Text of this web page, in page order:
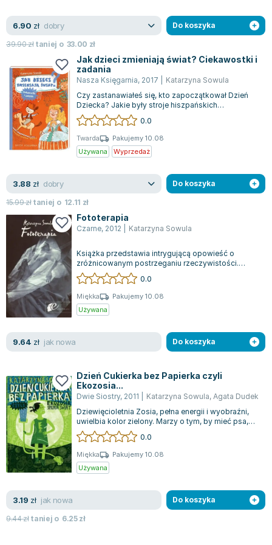
Książki o naukach politycznych dla studentów
Książki do nauk przyrodniczych dla studentów
Książki do nauk społecznych dla studentów
Książki do nauk ścisłych dla studentów
Prawo - książki dla studentów
Technologia żywności - książki
Zarządzanie i marketing - książki
Nauka języków obcych - książki
Podręczniki dla nauczycieli - metodyka
Repetytoria, testy i materiały pomocnicze
Bolesław Prus
Clive Cussler
Wanda Chotomska
Józef Ignacy Kraszewski
Clive Staples Lewis
Martyna Wojciechowska
Melissa De la Cruz
Blanka Lipińska
Jaś Kapela
Agatha Christie
Witold Gadowski
Jan Pietrzak
Marcin Kowalczyk
Piotr Zychowicz
Joanna Jabłczyńska
Piotr Kościelny
Jan Piński
Zygmunt Freud
Agata Passent
Michel Moran
Maciej Orłoś
Jo Nesbo
Antoine de Saint Exupery
Lew Tołstoj
Mark Twain
Marcin Meller
Paulina Młynarska
ks. Piotr Pawlukiewicz
Jarosław Sokołowski
Piotr Latocha
Michael Scott
Piotr Semka
6.90 zł dobry
39.90złtaniej o 33.00 zł
Do koszyka
Jak dzieci zmieniają świat? Ciekawostki i
zadania
Nasza Księgarnia, 2017
Katarzyna Sowula
Czy zastanawiałeś się, kto zapoczątkował Dzień
Dziecka? Jakie były stroje hiszpańskich
księżniczek, znanych jako infantki? Jakie z...
0.0
Twarda
Pakujemy 10.08
Używana
Wyprzedaż
3.88 zł dobry
15.99złtaniej o 12.11 zł
Do koszyka
Fototerapia
Czarne, 2012 Katarzyna Sowula
Książka przedstawia intrygującą opowieść o
zróżnicowanym postrzeganiu rzeczywistości.
Bohaterowie, kierując się własnymi doświadcz...
0.0
Miękka
Pakujemy 10.08
Używana
9.64 zł jak nowa Do koszyka
Dzień Cukierka bez Papierka czyli
Ekozosia...
Dwie Siostry, 2011 Katarzyna Sowula, Agata Dudek
Dziewięcioletnia Zosia, pełna energii i wyobraźni,
uwielbia kolor zielony. Marzy o tym, by mieć psa,
choć na razie w jej pokoju kr...
0.0
Miękka
Pakujemy 10.08
Używana
3.19 zł jak nowa
9.44złtaniej o 6.25zł
Do koszyka